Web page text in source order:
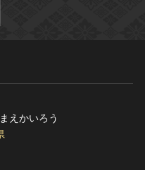
イトマップ
イトのご意見はこちら
えかいろう